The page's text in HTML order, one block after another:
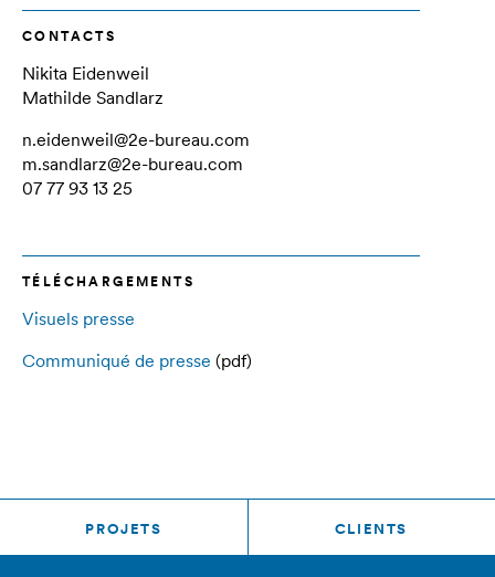
CONTACTS
Nikita Eidenweil
Mathilde Sandlarz
n.eidenweil@2e-bureau.com
m.sandlarz@2e-bureau.com
07 77 93 13 25
TÉLÉCHARGEMENTS
Visuels presse
Communiqué de presse (pdf)
PROJETS CLIENTS